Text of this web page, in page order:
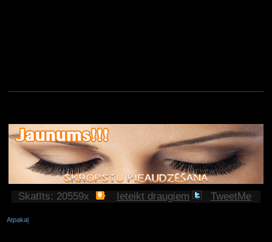
Skatīts: 20559x Ieteikt draugiem TweetMe
Atpakaļ